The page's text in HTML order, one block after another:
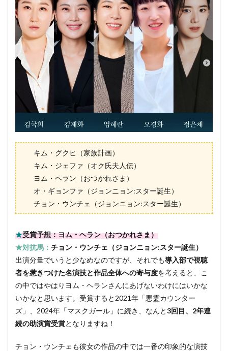
キム・グクヒ（家族計画）
キム・ジェファ（オク氏夫人伝）
ヨム・ヘラン（おつかれさま）
オ・ギョンファ（ジョンニョン:スター誕生）
チョン・ウンチェ（ジョンニョン:スター誕生）
★受賞予想：ヨム・ヘラン（おつかれさま）
★対抗馬： チョン・ウンチェ（ジョンニョン:スター誕生）
出演分量でいうと少なめなのですが、それでも導入部で視聴
者を惹きつけた名演技と作品全体への寄与度を考えると、こ
の中ではやはりヨム・ヘランさんにあげないわけにはいかな
いかなと思います。受賞すると2021年「悪霊カウンター
ズ」、2024年「マスクガール」に続き、なんと3回目、2年連
続の助演賞受賞となりますね！
チョン・ウンチェも彼女の作品の中では一番の印象的な演技